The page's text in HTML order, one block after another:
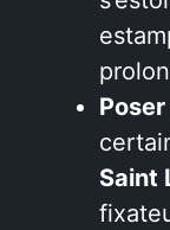
Saint